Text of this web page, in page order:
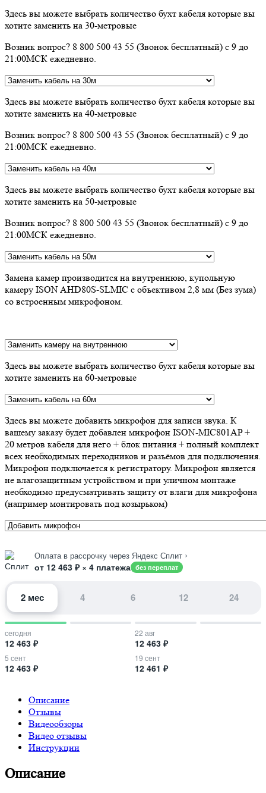
Здесь вы можете выбрать количество бухт кабеля которые вы
хотите заменить на 30-метровые
Возник вопрос? 8 800 500 43 55 (Звонок бесплатный) с 9 до
21:00МСК ежедневно.
Здесь вы можете выбрать количество бухт кабеля которые вы
хотите заменить на 40-метровые
Возник вопрос? 8 800 500 43 55 (Звонок бесплатный) с 9 до
21:00МСК ежедневно.
Здесь вы можете выбрать количество бухт кабеля которые вы
хотите заменить на 50-метровые
Возник вопрос? 8 800 500 43 55 (Звонок бесплатный) с 9 до
21:00МСК ежедневно.
Замена камер производится на внутреннюю, купольную
камеру ISON AHD80S-SLMIC с объективом 2,8 мм (Без зума)
со встроенным микрофоном.
Здесь вы можете выбрать количество бухт кабеля которые вы
хотите заменить на 60-метровые
Здесь вы можете добавить микрофон для записи звука. К
вашему заказу будет добавлен микрофон ISON-MIC801AP +
20 метров кабеля для него + блок питания + полный комплект
всех необходимых переходников и разъёмов для подключения.
Микрофон подключается к регистратору. Микрофон является
не влагозащитным устройством и при уличном монтаже
необходимо предусматривать защиту от влаги для микрофона
(например монтировать под козырьком)
Оплата в рассрочку через Яндекс Сплит ›
от 12 463 ₽ × 4 платежа без переплат
2 мес 4 6 12 24
сегодня
12 463 ₽
22 авг
12 463 ₽
5 сент
12 463 ₽
19 сент
12 461 ₽
Описание
Отзывы
Видеообзоры
Видео отзывы
Инструкции
Описание